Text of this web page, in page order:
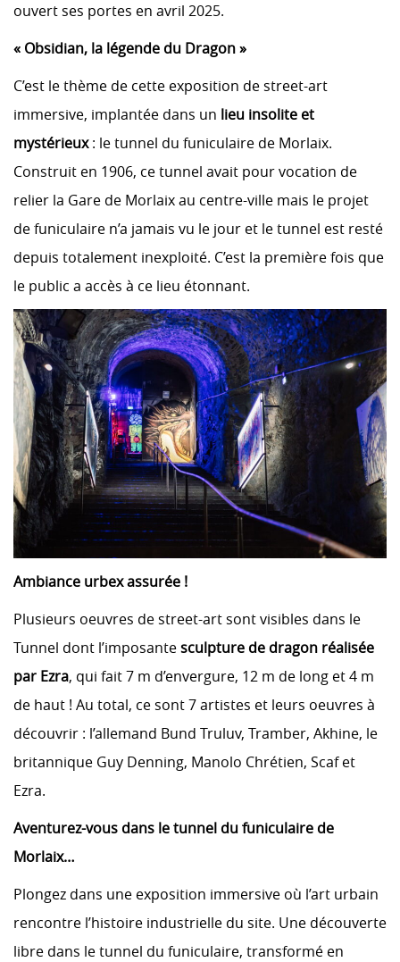
ouvert ses portes en avril 2025.
« Obsidian, la légende du Dragon »
C’est le thème de cette exposition de street-art
immersive, implantée dans un lieu insolite et
mystérieux: le tunnel du funiculaire de Morlaix.
Construit en 1906, ce tunnel avait pour vocation de
relier la Gare de Morlaix au centre-ville mais le projet
de funiculaire n’a jamais vu le jour et le tunnel est resté
depuis totalement inexploité. C’est la première fois que
le public a accès à ce lieu étonnant.
Ambiance urbex assurée !
Plusieurs oeuvres de street-art sont visibles dans le
Tunnel dont l’imposantesculpture de dragon réalisée
par Ezra, qui fait 7 m d’envergure, 12 m de long et 4 m
de haut ! Au total, ce sont7 artistes et leurs oeuvres à
découvrir : l’allemand Bund Truluv, Tramber, Akhine, le
britannique Guy Denning, Manolo Chrétien, Scaf et
Ezra.
Aventurez-vous dans le tunnel du funiculaire de
Morlaix…
Plongez dans une exposition immersive où l’art urbain
rencontre l’histoire industrielle du site. Une découverte
libre dans le tunnel du funiculaire, transformé en